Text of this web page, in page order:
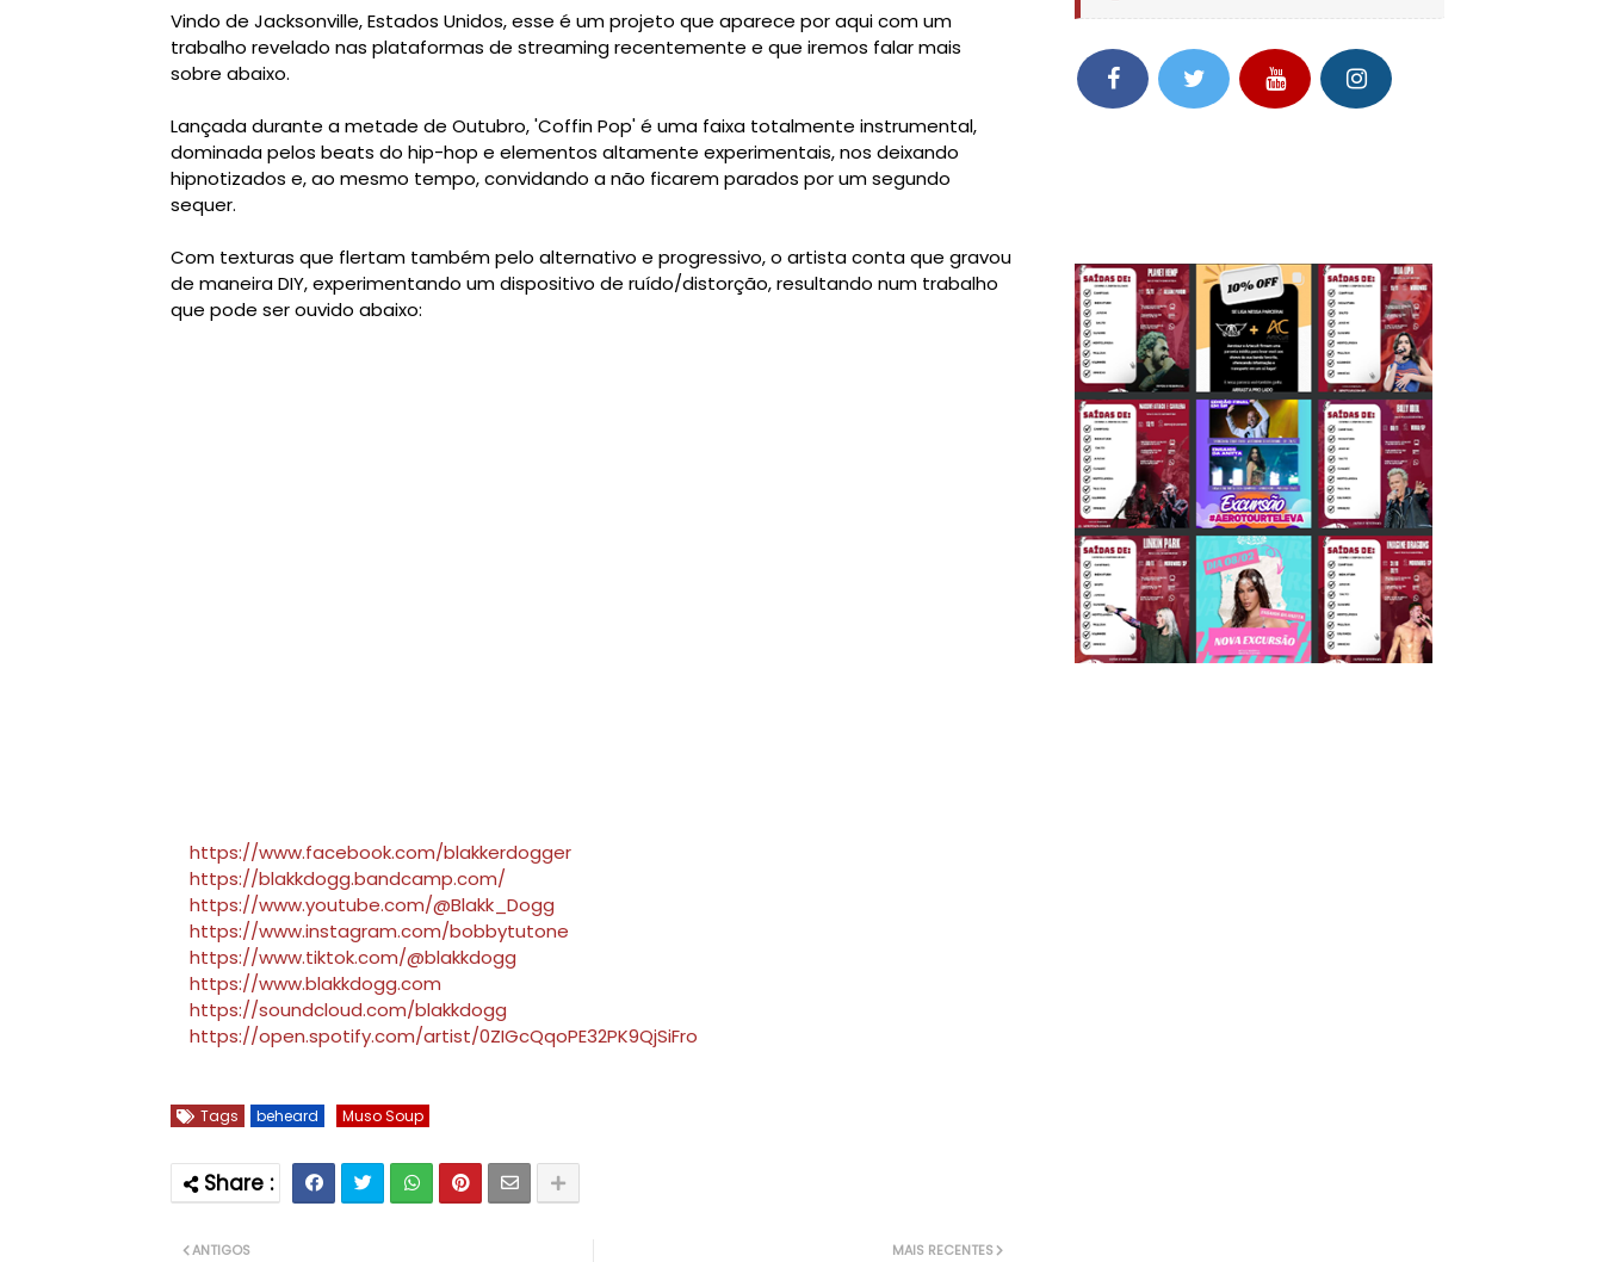
Vindo de Jacksonville, Estados Unidos, esse é um projeto que aparece por aqui com um
trabalho revelado nas plataformas de streaming recentemente e que iremos falar mais
sobre abaixo.
Lançada durante a metade de Outubro, 'Coffin Pop' é uma faixa totalmente instrumental,
dominada pelos beats do hip-hop e elementos altamente experimentais, nos deixando
hipnotizados e, ao mesmo tempo, convidando a não ficarem parados por um segundo
sequer.
Com texturas que flertam também pelo alternativo e progressivo, o artista conta que gravou
de maneira DIY, experimentando um dispositivo de ruído/distorção, resultando num trabalho
que pode ser ouvido abaixo:
https://www.facebook.com/blakkerdogger
https://blakkdogg.bandcamp.com/
https://www.youtube.com/@Blakk_Dogg
https://www.instagram.com/bobbytutone
https://www.tiktok.com/@blakkdogg
https://www.blakkdogg.com
https://soundcloud.com/blakkdogg
https://open.spotify.com/artist/0ZIGcQqoPE32PK9QjSiFro
Tags beheard Muso Soup
MAIS RECENTES
ANTIGOS